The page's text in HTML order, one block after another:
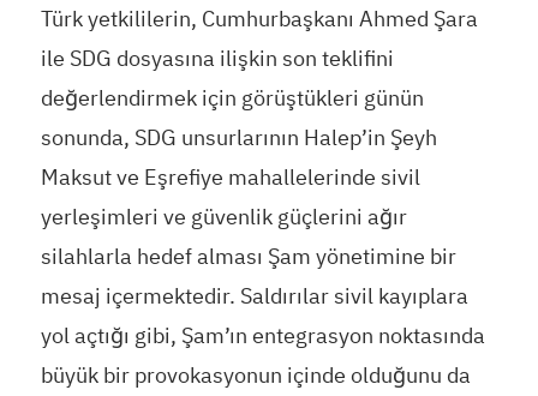
Türk yetkililerin, Cumhurbaşkanı Ahmed Şara
ile SDG dosyasına ilişkin son teklifini
değerlendirmek için görüştükleri günün
sonunda, SDG unsurlarının Halep’in Şeyh
Maksut ve Eşrefiye mahallelerinde sivil
yerleşimleri ve güvenlik güçlerini ağır
silahlarla hedef alması Şam yönetimine bir
mesaj içermektedir. Saldırılar sivil kayıplara
yol açtığı gibi, Şam’ın entegrasyon noktasında
büyük bir provokasyonun içinde olduğunu da